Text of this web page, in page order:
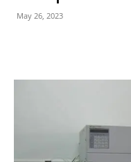
May 26, 2023